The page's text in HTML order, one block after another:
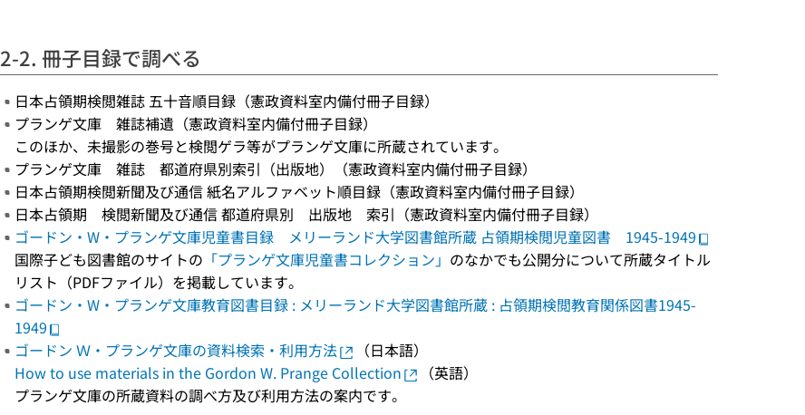
2-2. 冊子目録で調べる
日本占領期検閲雑誌 五十音順目録（憲政資料室内備付冊子目録）
プランゲ文庫 雑誌補遺（憲政資料室内備付冊子目録）
このほか、未撮影の巻号と検閲ゲラ等がプランゲ文庫に所蔵されています。
プランゲ文庫 雑誌 都道府県別索引（出版地）（憲政資料室内備付冊子目録）
日本占領期検閲新聞及び通信 紙名アルファベット順目録（憲政資料室内備付冊子目録）
日本占領期 検閲新聞及び通信 都道府県別 出版地 索引（憲政資料室内備付冊子目録）
ゴードン・W・プランゲ文庫児童書目録 メリーランド大学図書館所蔵 占領期検閲児童図書 1945-1949
国際子ども図書館のサイトの 「プランゲ文庫児童書コレクション」 のなかでも公開分について所蔵タイトル
リスト（PDFファイル）を掲載しています。
ゴードン・W・プランゲ文庫教育図書目録 : メリーランド大学図書館所蔵 : 占領期検閲教育関係図書1945-
1949
ゴードン Ｗ・プランゲ文庫の資料検索・利用方法
（日本語）
How to use materials in the Gordon W. Prange Collection
（英語）
プランゲ文庫の所蔵資料の調べ方及び利用方法の案内です。